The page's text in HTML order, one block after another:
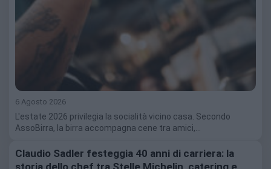
6 Agosto 2026
L'estate 2026 privilegia la socialità vicino casa. Secondo
AssoBirra, la birra accompagna cene tra amici,…
Claudio Sadler festeggia 40 anni di carriera: la
storia dello chef tra Stelle Michelin, catering e